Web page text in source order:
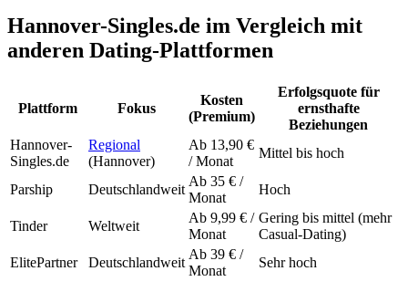
Hannover-Singles.de im Vergleich mit
anderen Dating-Plattformen
Plattform Fokus
Kosten
(Premium)
Erfolgsquote für
ernsthafte
Beziehungen
Hannover-
Singles.de
Regional
(Hannover)
Ab 13,90 €
/ Monat
Mittel bis hoch
Parship Deutschlandweit
Ab 35 € /
Monat
Hoch
Tinder Weltweit
Ab 9,99 € /
Monat
Gering bis mittel (mehr
Casual-Dating)
ElitePartner
Deutschlandweit
Ab 39 € /
Monat
Sehr hoch